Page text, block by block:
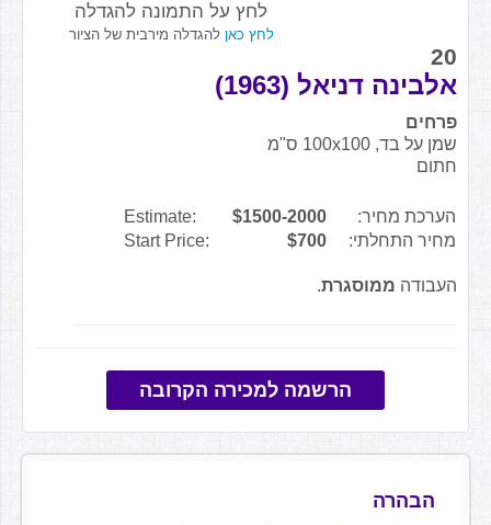
לחץ על התמונה להגדלה
לחץ כאן להגדלה מירבית של הציור
20
אלבינה דניאל (1963)
פרחים
שמן על בד, 100x100 ס"מ
חתום
הערכת מחיר: $1500-2000
Estimate:
מחיר התחלתי:
$700
Start Price:
העבודה ממוסגרת.
הרשמה למכירה הקרובה
הבהרה